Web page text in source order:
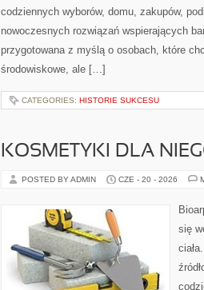
codziennych wyborów, domu, zakupów,
nowoczesnych rozwiązań wspierających
przygotowana z myślą o osobach, które
środowiskowe, ale […]
CATEGORIES: HISTORIE SUKCESU
KOSMETYKI DLA
POSTED BY ADMIN CZE - 20 - 2026
się